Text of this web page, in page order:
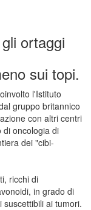
ortaggi
sui topi.
l'Istituto
gruppo britannico
con altri centri
di oncologia di
dei "cibi-
ricchi di
in grado di
ai tumori.